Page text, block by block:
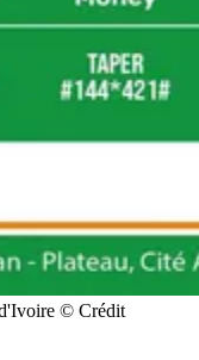
© Crédit